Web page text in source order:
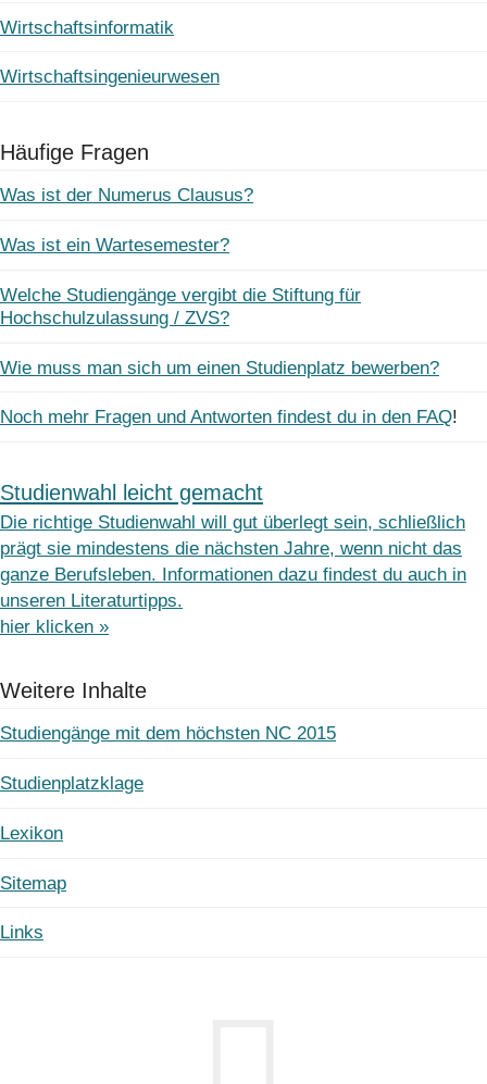
Wirtschaftsinformatik
Wirtschaftsingenieurwesen
Häufige Fragen
Was ist der Numerus Clausus?
Was ist ein Wartesemester?
Welche Studiengänge vergibt die Stiftung für
Hochschulzulassung / ZVS?
Wie muss man sich um einen Studienplatz bewerben?
Noch mehr Fragen und Antworten findest du in den FAQ!
Studienwahl leicht gemacht
Die richtige Studienwahl will gut überlegt sein, schließlich
prägt sie mindestens die nächsten Jahre, wenn nicht das
ganze Berufsleben. Informationen dazu findest du auch in
unseren Literaturtipps.
hier klicken »
Weitere Inhalte
Studiengänge mit dem höchsten NC 2015
Studienplatzklage
Lexikon
Sitemap
Links